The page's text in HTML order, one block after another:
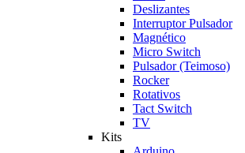
Deslizantes
Interruptor Pulsador
Magnético
Micro Switch
Pulsador (Teimoso)
Rocker
Rotativos
Tact Switch
TV
Kits